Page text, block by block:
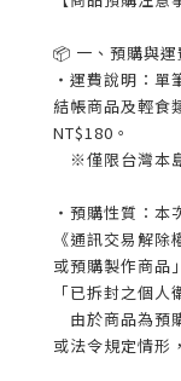
📦 一、預購與運
・運費說明：
結帳商品及輕食
NT$180。
※僅限台灣本
・預購性質：
《通訊交易解
或預購製作商品
「已拆封之個人
由於商品為預
或法令規定情形